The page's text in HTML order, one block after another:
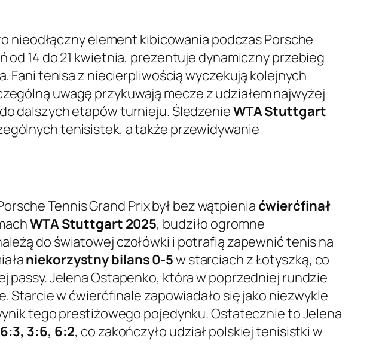
nieodłączny element kibicowania podczas Porsche
od 14 do 21 kwietnia, prezentuje dynamiczny przebieg
Fani tenisa z niecierpliwością wyczekują kolejnych
uwagę przykuwają mecze z udziałem najwyżej
dalszych etapów turnieju. ŚledzenieWTA Stuttgart
tenisistek, a także przewidywanie
Tennis Grand Prix był bez wątpienia ćwierćfinał
WTA Stuttgart 2025, budziło ogromne
do światowej czołówki i potrafią zapewnić tenis na
niekorzystny bilans 0-5w starciach z Łotyszką, co
passy. Jelena Ostapenko, która w poprzedniej rundzie
Starcie w ćwierćfinale zapowiadało się jako niezwykle
tego prestiżowego pojedynku. Ostatecznie to Jelena
6:3, 3:6, 6:2, co zakończyło udział polskiej tenisistki w